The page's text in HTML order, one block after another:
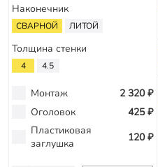
Наконечник
СВАРНОЙ ЛИТОЙ
Толщина стенки
4 4.5
Монтаж
2 320 ₽
Оголовок
425 ₽
Пластиковая
заглушка
120 ₽